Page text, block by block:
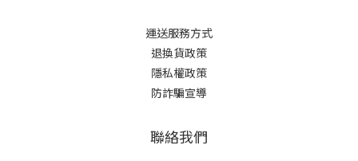
運送服務方式
退換貨政策
隱私權政策
防詐騙宣導
聯絡我們